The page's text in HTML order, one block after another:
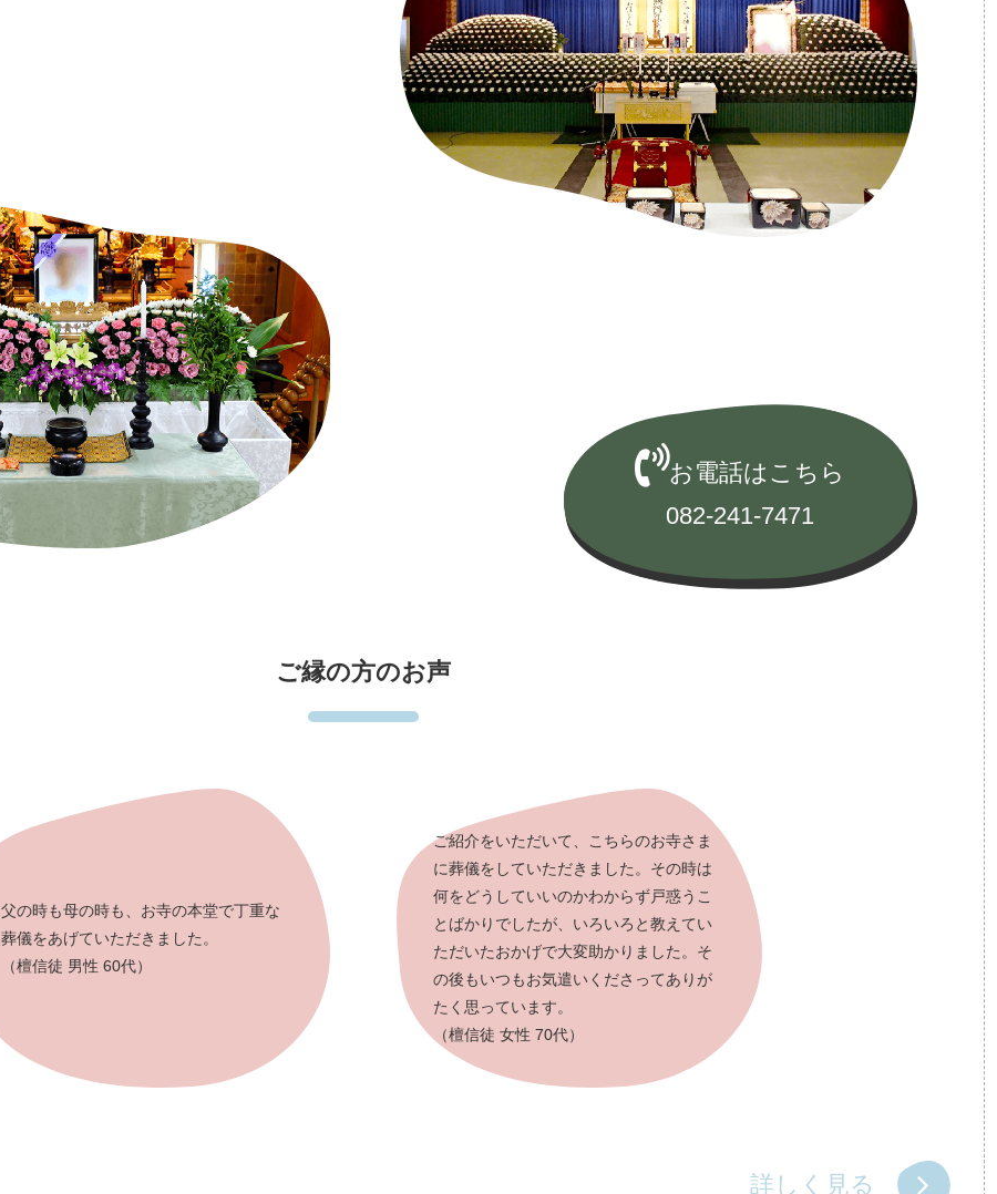
お電話はこちら
082-241-7471
ご縁の方のお声
父の時も母の時も、お寺の本堂で丁重な
葬儀をあげていただきました。
（檀信徒 男性 60代）
ご紹介をいただいて、こちらのお寺さま
に葬儀をしていただきました。その時は
何をどうしていいのかわからず戸惑うこ
とばかりでしたが、いろいろと教えてい
ただいたおかげで大変助かりました。そ
の後もいつもお気遣いくださってありが
たく思っています。
（檀信徒 女性 70代）
詳しく見る